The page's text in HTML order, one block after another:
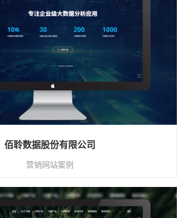
佰聆数据股份有限公司
营销网站案例